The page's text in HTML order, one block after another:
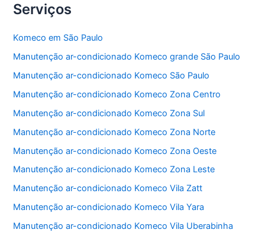
c
e
b
o
o
k
itt
er s
A
p
p
Serviços
Komeco em São Paulo
Manutenção ar-condicionado Komeco grande São Paulo
Manutenção ar-condicionado Komeco São Paulo
Manutenção ar-condicionado Komeco Zona Centro
Manutenção ar-condicionado Komeco Zona Sul
Manutenção ar-condicionado Komeco Zona Norte
Manutenção ar-condicionado Komeco Zona Oeste
Manutenção ar-condicionado Komeco Zona Leste
Manutenção ar-condicionado Komeco Vila Zatt
Manutenção ar-condicionado Komeco Vila Yara
Manutenção ar-condicionado Komeco Vila Uberabinha